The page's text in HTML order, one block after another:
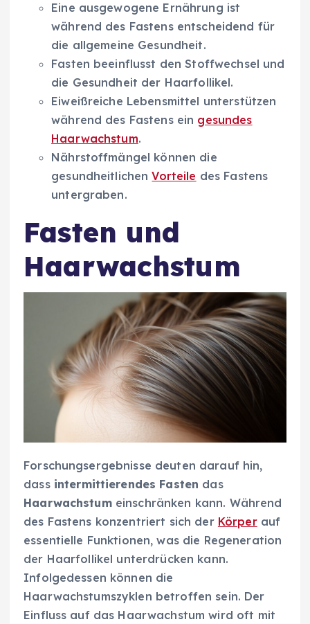
Eine ausgewogene Ernährung ist
während des Fastens entscheidend für
die allgemeine Gesundheit.
Fasten beeinflusst den Stoffwechsel und
die Gesundheit der Haarfollikel.
Eiweißreiche Lebensmittel unterstützen
während des Fastens ein gesundes
Haarwachstum.
Nährstoffmängel können die
gesundheitlichenVorteile des Fastens
untergraben.
Fasten und
Haarwachstum
Forschungsergebnisse deuten darauf hin,
dass intermittierendes Fasten das
Haarwachstumeinschränken kann. Während
des Fastens konzentriert sich der Körperauf
essentielle Funktionen, was die Regeneration
der Haarfollikel unterdrücken kann.
Infolgedessen können die
Haarwachstumszyklen betroffen sein. Der
Einfluss auf das Haarwachstum wird oft mit